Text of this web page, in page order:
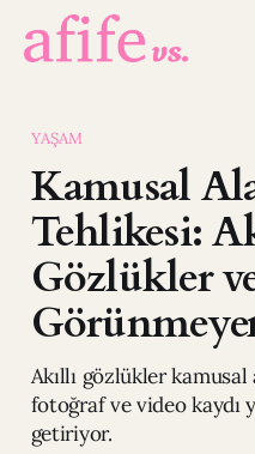
YAŞAM
Kamusal
Tehlikesi:
Gözlükler
Akıllı gözlükler
fotoğraf ve video kaydı
getiriyor.